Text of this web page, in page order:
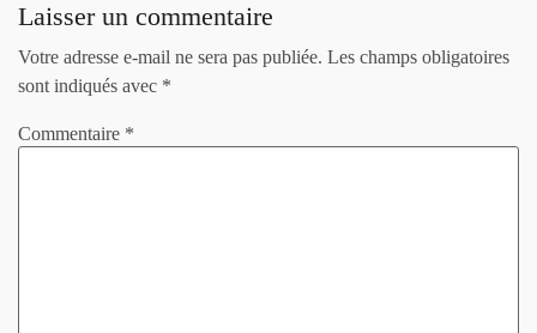
Laisser un commentaire
Votre adresse e-mail ne sera pas publiée. Les champs obligatoires
sont indiqués avec *
Commentaire *